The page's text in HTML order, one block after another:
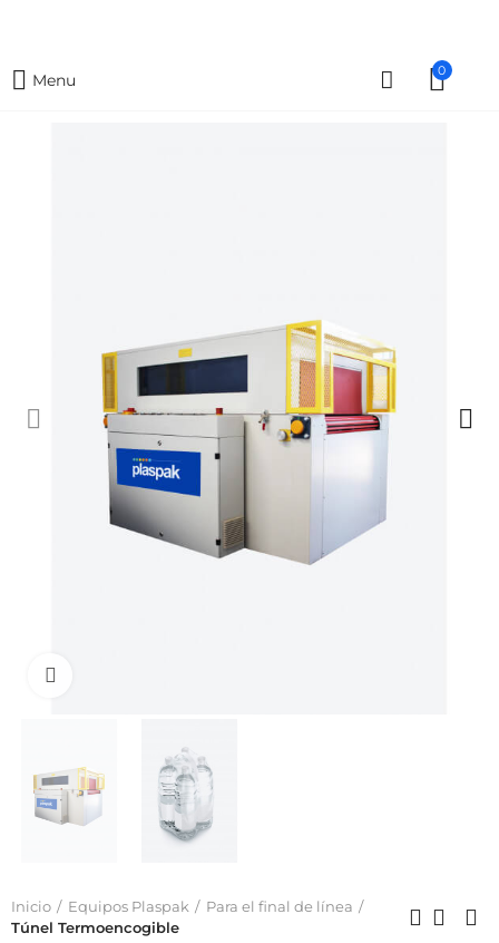
Menu 0
Inicio Equipos Plaspak
Para el final de línea
Túnel Termoencogible